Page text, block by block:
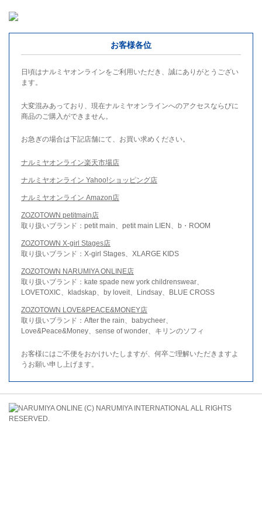
お客様各位
日頃はナルミヤオンラインをご利用いただき、誠にありがとうござい
ます。
大変混みあっており、現在ナルミヤオンラインへのアクセスならびに
商品のご購入ができません。
お急ぎの場合は下記店舗にて、お買い求めください。
ナルミヤオンライン楽天市場店
ナルミヤオンライン Yahoo!ショッピング店
ナルミヤオンライン Amazon店
ZOZOTOWN petitmain店
取り扱いブランド：petit main、petit main LIEN、b・ROOM
ZOZOTOWN X-girl Stages店
取り扱いブランド：X-girl Stages、XLARGE KIDS
ZOZOTOWN NARUMIYA ONLINE店
取り扱いブランド：kate spade new york childrenswear、
LOVETOXIC、kladskap、by loveit、Lindsay、BLUE CROSS
ZOZOTOWN LOVE&PEACE&MONEY店
取り扱いブランド：After the rain、babycheer、
Love&Peace&Money、sense of wonder、キリンのソフィ
お客様にはご不便をおかけいたしますが、何卒ご理解いただきますよ
うお願い申し上げます。